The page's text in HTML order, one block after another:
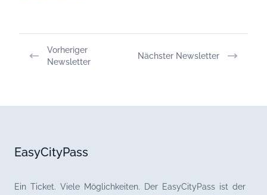
Vorheriger
Newsletter
Nächster Newsletter
EasyCityPass
Ein Ticket. Viele Möglichkeiten. Der EasyCityPass ist der